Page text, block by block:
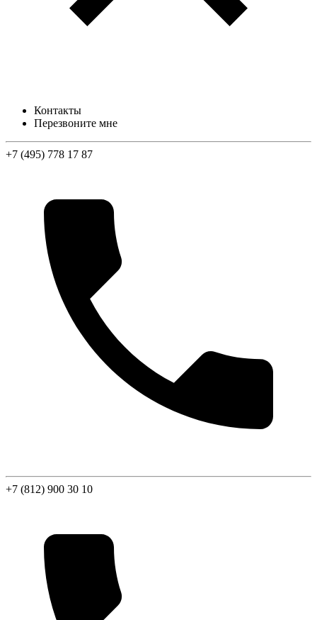
Контакты
Перезвоните мне
+7 (495) 778 17 87
+7 (812) 900 30 10